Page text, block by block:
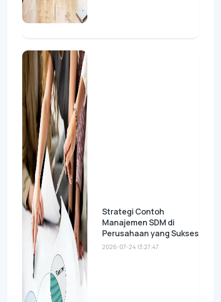
Strategi Contoh
Manajemen SDM di
Perusahaan yang Sukses
2026-07-24 13:27:47